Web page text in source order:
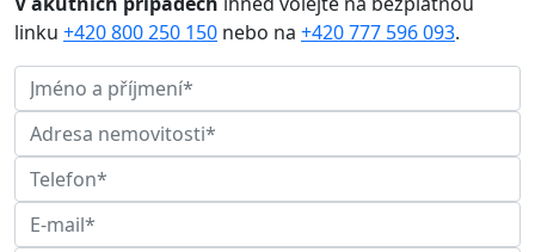
linku +420 800 250 150 nebo na +420 777 596 093.